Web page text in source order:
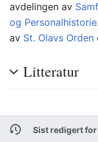
avdelingen av
og Personalhistorie
av St. Olavs Orden
Litteratur
Sist redigert for